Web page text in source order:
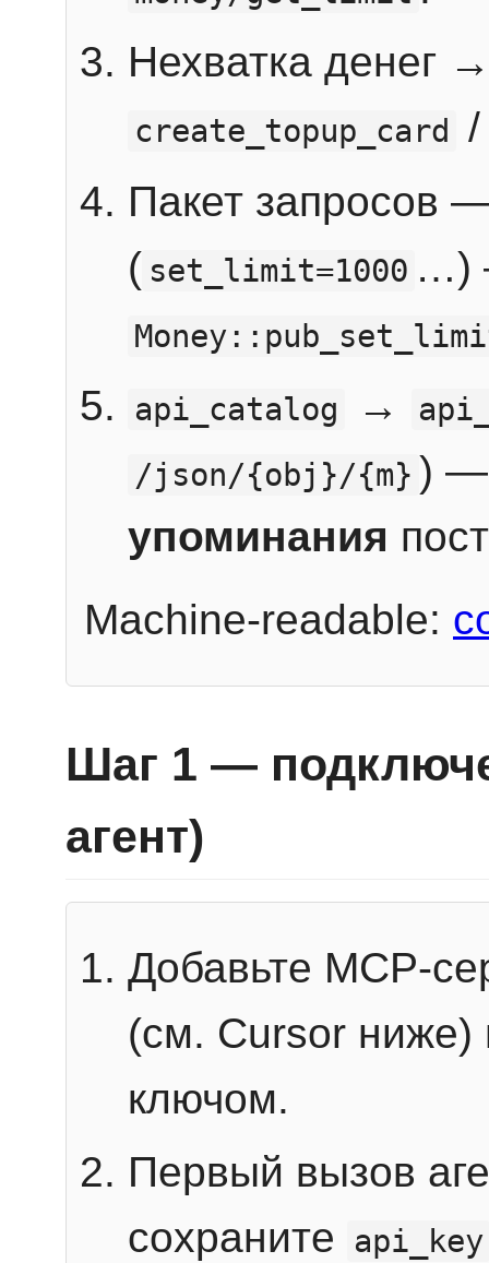
Нехватка денег
create_topup_card
Пакет запросов
( set_limit=1000 …)
api_catalog
→
/json/{obj}/{m} ) —
упоминания
Machine-readable:
Шаг 1 —
агент)
Добавьте MCP-
(см. Cursor ниже)
ключом.
Первый вызов
сохраните
api_key